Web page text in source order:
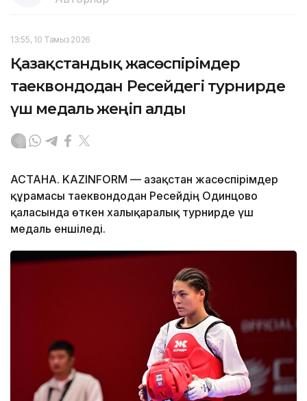
13:55, 10 Тамыз 2026
Қазақстандық жасөспірімдер
таеквондодан Ресейдегі турнирде
үш медаль жеңіп алды
АСТАНА. KAZINFORM — Қазақстан жасөспірімдер
құрамасы таеквондодан Ресейдің Одинцово
қаласында өткен халықаралық турнирде үш
медаль еншіледі.